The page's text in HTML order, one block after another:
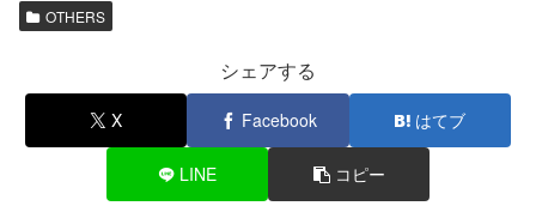
OTHERS
シェアする
X Facebook はてブ
LINE コピー